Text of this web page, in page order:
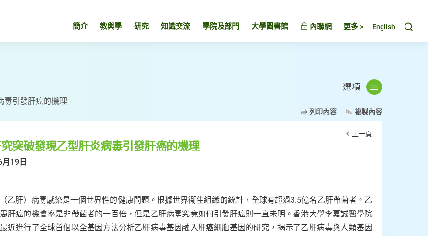
簡介 教與學 研究 知識交流 學院及部門 大學圖書館 內聯網 更多 > English
毒引發肝癌的機理
選項
列印內容 複製內容
上一頁
突破發現乙型肝炎病毒引發肝癌的機理
19日
乙肝）病毒感染是一個世界性的健康問題。根據世界衞生組織的統計，全球有超過3.5億名乙肝帶菌者。乙
肝癌的機會率是非帶菌者的一百倍，但是乙肝病毒究竟如何引發肝癌則一直未明。香港大學李嘉誠醫學院
近進行了全球首個以全基因方法分析乙肝病毒基因融入肝癌細胞基因的研究，揭示了乙肝病毒與人類基因